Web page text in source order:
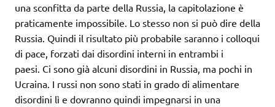
una sconfitta da parte della Russia, la capitolazione è
praticamente impossibile. Lo stesso non si può dire della
Russia. Quindi il risultato più probabile saranno i colloqui
di pace, forzati dai disordini interni in entrambi i
paesi. Ci sono già alcuni disordini in Russia, ma pochi in
Ucraina. I russi non sono stati in grado di alimentare
disordini lì e dovranno quindi impegnarsi in una